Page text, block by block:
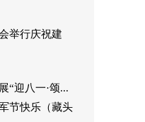
举行庆祝建
“迎八一·颂...
节快乐（藏头